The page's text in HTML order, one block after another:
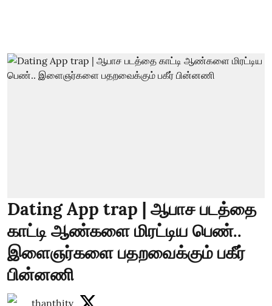
Dating App trap | ஆபாச படத்தை
காட்டி ஆண்களை மிரட்டிய பெண்..
இளைஞர்களை பதறவைக்கும் பகீர்
பின்னணி
thanthitv